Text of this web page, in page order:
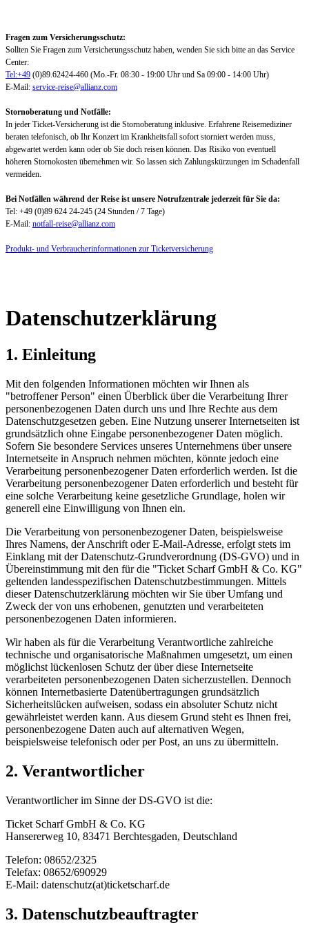
Fragen zum Versicherungsschutz:
Sollten Sie Fragen zum Versicherungsschutz haben, wenden Sie sich bitte an das Service
Center:
Tel:+49 (0)89.62424-460 (Mo.-Fr. 08:30 - 19:00 Uhr und Sa 09:00 - 14:00 Uhr)
E-Mail: service-reise@allianz.com
Stornoberatung und Notfälle:
In jeder Ticket-Versicherung ist die Stornoberatung inklusive. Erfahrene Reisemediziner
beraten telefonisch, ob Ihr Konzert im Krankheitsfall sofort storniert werden muss,
abgewartet werden kann oder ob Sie doch reisen können. Das Risiko von eventuell
höheren Stornokosten übernehmen wir. So lassen sich Zahlungskürzungen im Schadenfall
vermeiden.
Bei Notfällen während der Reise ist unsere Notrufzentrale jederzeit für Sie da:
Tel: +49 (0)89 624 24-245 (24 Stunden / 7 Tage)
E-Mail: notfall-reise@allianz.com
Produkt- und Verbraucherinformationen zur Ticketversicherung
Datenschutzerklärung
1. Einleitung
Mit den folgenden Informationen möchten wir Ihnen als
"betroffener Person" einen Überblick über die Verarbeitung Ihrer
personenbezogenen Daten durch uns und Ihre Rechte aus dem
Datenschutzgesetzen geben. Eine Nutzung unserer Internetseiten ist
grundsätzlich ohne Eingabe personenbezogener Daten möglich.
Sofern Sie besondere Services unseres Unternehmens über unsere
Internetseite in Anspruch nehmen möchten, könnte jedoch eine
Verarbeitung personenbezogener Daten erforderlich werden. Ist die
Verarbeitung personenbezogener Daten erforderlich und besteht für
eine solche Verarbeitung keine gesetzliche Grundlage, holen wir
generell eine Einwilligung von Ihnen ein.
Die Verarbeitung von personenbezogener Daten, beispielsweise
Ihres Namens, der Anschrift oder E-Mail-Adresse, erfolgt stets im
Einklang mit der Datenschutz-Grundverordnung (DS-GVO) und in
Übereinstimmung mit den für die "Ticket Scharf GmbH & Co. KG"
geltenden landesspezifischen Datenschutzbestimmungen. Mittels
dieser Datenschutzerklärung möchten wir Sie über Umfang und
Zweck der von uns erhobenen, genutzten und verarbeiteten
personenbezogenen Daten informieren.
Wir haben als für die Verarbeitung Verantwortliche zahlreiche
technische und organisatorische Maßnahmen umgesetzt, um einen
möglichst lückenlosen Schutz der über diese Internetseite
verarbeiteten personenbezogenen Daten sicherzustellen. Dennoch
können Internetbasierte Datenübertragungen grundsätzlich
Sicherheitslücken aufweisen, sodass ein absoluter Schutz nicht
gewährleistet werden kann. Aus diesem Grund steht es Ihnen frei,
personenbezogene Daten auch auf alternativen Wegen,
beispielsweise telefonisch oder per Post, an uns zu übermitteln.
2. Verantwortlicher
Verantwortlicher im Sinne der DS-GVO ist die:
Ticket Scharf GmbH & Co. KG
Hansererweg 10, 83471 Berchtesgaden, Deutschland
Telefon: 08652/2325
Telefax: 08652/690929
E-Mail: datenschutz(at)ticketscharf.de
3. Datenschutzbeauftragter